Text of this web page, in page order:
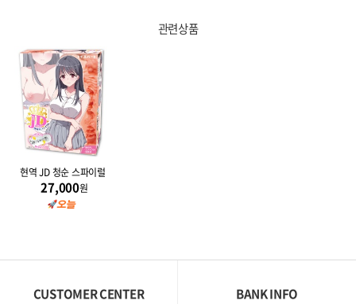
관련상품
현역 JD 청순 스파이럴
27,000원
CUSTOMER CENTER BANK INFO